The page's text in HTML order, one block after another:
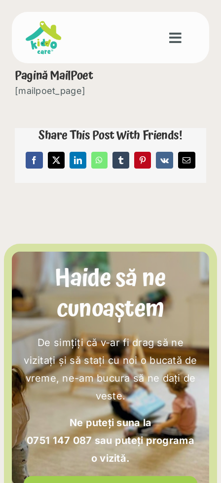
content
Pagină MailPoet
[mailpoet_page]
Share This Post With Friends!
Facebook
X LinkedInWhatsAppTumblrPinterest
Vk
E-
mail:
Haide să ne
cunoaștem
De simțiți că v-ar fi drag să ne
vizitați și să stați cu noi o bucată de
vreme, ne-am bucura să ne dați de
veste.
Ne puteți suna la
0751 147 087 sau puteți programa
o vizită.